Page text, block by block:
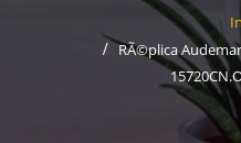
RÃ©plica